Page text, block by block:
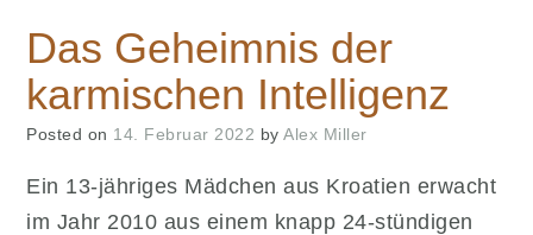
Das Geheimnis der
karmischen Intelligenz
Posted on 14. Februar 2022 by Alex Miller
Ein 13-jähriges Mädchen aus Kroatien erwacht
im Jahr 2010 aus einem knapp 24-stündigen